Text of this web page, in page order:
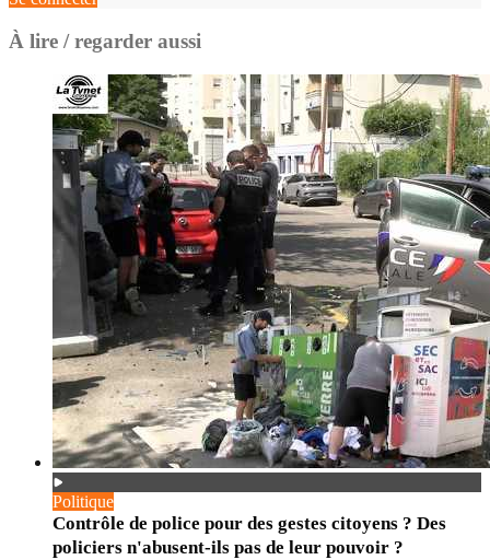
À lire / regarder aussi
Politique
Contrôle de police pour des gestes citoyens ? Des
policiers n'abusent-ils pas de leur pouvoir ?